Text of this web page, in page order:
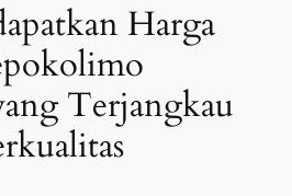
Harga
Terjangkau